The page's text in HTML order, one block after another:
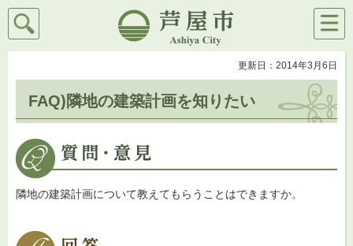
芦屋市
検索
メニ
ュー
更新日：2014年3月6日
FAQ)隣地の建築計画を知りたい
隣地の建築計画について教えてもらうことはできますか。